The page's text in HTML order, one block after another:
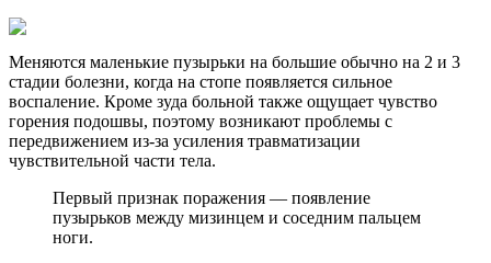
Меняются маленькие пузырьки на большие обычно на 2 и 3
стадии болезни, когда на стопе появляется сильное
воспаление. Кроме зуда больной также ощущает чувство
горения подошвы, поэтому возникают проблемы с
передвижением из-за усиления травматизации
чувствительной части тела.
Первый признак поражения — появление
пузырьков между мизинцем и соседним пальцем
ноги.